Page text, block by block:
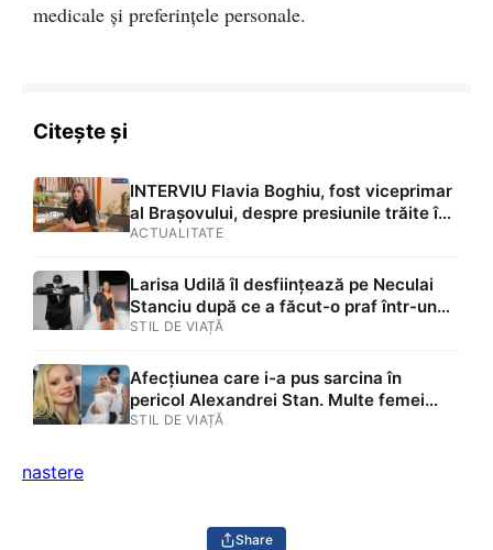
medicale și preferințele personale.
Citește și
INTERVIU Flavia Boghiu, fost viceprimar
al Brașovului, despre presiunile trăite în
timpul mandatului. Crede că dosarul
amenințată, hărțuită și urmărită. Eram
însărcinată și aveam o sarcină cu risc”
ACTUALITATE
Larisa Udilă îl desființează pe Neculai
Stanciu după ce a făcut-o praf într-un
verdict: „Vorbim despre un corp care a
Comentezi cum arată o femeie
postpartum, când multe femei se
confruntă cu depresii”
STIL DE VIAȚĂ
Afecțiunea care i-a pus sarcina în
pericol Alexandrei Stan. Multe femei
pierd sarcina din cauza asta și nu știu
STIL DE VIAȚĂ
nastere
Share